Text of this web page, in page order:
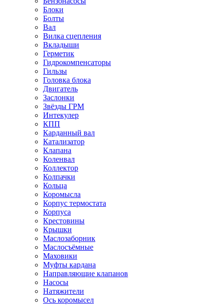
Блоки
Болты
Вал
Вилка сцепления
Вкладыши
Герметик
Гидрокомпенсаторы
Гильзы
Головка блока
Двигатель
Заслонки
Звёзды ГРМ
Интекулер
КПП
Карданный вал
Катализатор
Клапана
Коленвал
Коллектор
Колпачки
Кольца
Коромысла
Корпус термостата
Корпуса
Крестовины
Крышки
Маслозаборник
Маслосъёмные
Маховики
Муфты кардана
Направляющие клапанов
Насосы
Натяжители
Ось коромысел